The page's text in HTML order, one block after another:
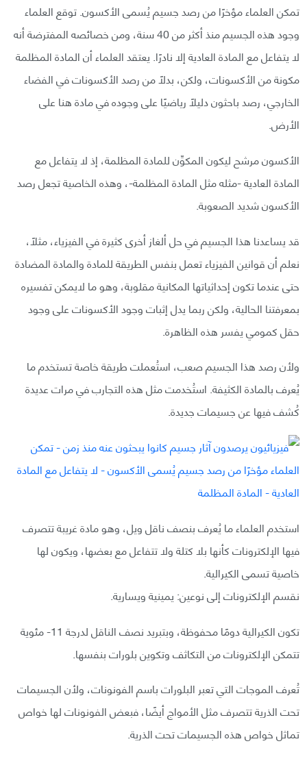
تمكن العلماء مؤخرًا من رصد جسيم يُسمى الأكسون. توقع العلماء
وجود هذه الجسيم منذ أكثر من 40 سنة، ومن خصائصه المفترضة أنه
لا يتفاعل مع المادة العادية إلا نادرًا. يعتقد العلماء أن المادة المظلمة
مكونة من الأكسونات، ولكن، بدلًا من رصد الأكسونات في الفضاء
الخارجي، رصد باحثون دليلًا رياضيًا على وجوده في مادة هنا على
الأرض.
الأكسون مرشح ليكون المكوِّن للمادة المظلمة، إذ لا يتفاعل مع
المادة العادية -مثله مثل المادة المظلمة-، وهذه الخاصية تجعل رصد
الأكسون شديد الصعوبة.
قد يساعدنا هذا الجسيم في حل ألغاز أخرى كثيرة في الفيزياء، مثلًا،
نعلم أن قوانين الفيزياء تعمل بنفس الطريقة للمادة والمادة المضادة
حتى عندما تكون إحداثياتها المكانية مقلوبة، وهو ما لايمكن تفسيره
بمعرفتنا الحالية، ولكن ربما يدل إثبات وجود الأكسونات على وجود
حقل كمومي يفسر هذه الظاهرة.
ولأن رصد هذا الجسيم صعب، استُعملت طريقة خاصة تستخدم ما
يُعرف بالمادة الكثيفة. استُخدمت مثل هذه التجارب في مرات عديدة
كُشف فيها عن جسيمات جديدة.
استخدم العلماء ما يُعرف بنصف ناقل ويل، وهو مادة غريبة تتصرف
فيها الإلكترونات كأنها بلا كتلة ولا تتفاعل مع بعضها، ويكون لها
خاصية تسمى الكيرالية.
نقسم الإلكترونات إلى نوعين: يمينية ويسارية.
تكون الكيرالية دومًا محفوظة، وبتبريد نصف الناقل لدرجة 11- مئوية
تتمكن الإلكترونات من التكاثف وتكوين بلورات بنفسها.
تُعرف الموجات التي تعبر البلورات باسم الفونونات، ولأن الجسيمات
تحت الذرية تتصرف مثل الأمواج أيضًا، فبعض الفونونات لها خواص
تماثل خواص هذه الجسيمات تحت الذرية.